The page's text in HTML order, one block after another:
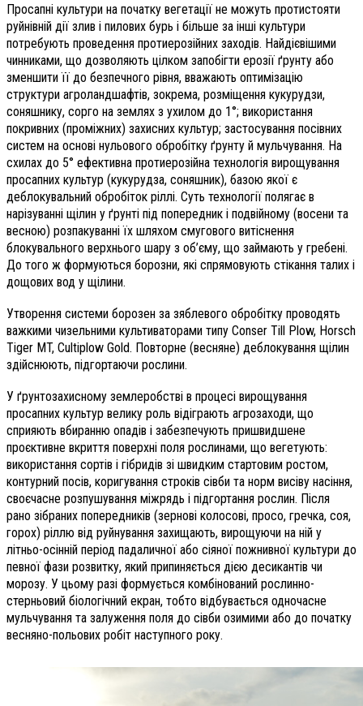
Просапні культури на початку вегетації не можуть протистояти
руйнівній дії злив і пилових бурь і більше за інші культури
потребують проведення протиерозійних заходів. Найдієвішими
чинниками, що дозволяють цілком запобігти ерозії ґрунту або
зменшити її до безпечного рівня, вважають оптимізацію
структури агроландшафтів, зокрема, розміщення кукурудзи,
соняшнику, сорго на землях з ухилом до 1°; використання
покривних (проміжних) захисних культур; застосування посівних
систем на основі нульового обробітку ґрунту й мульчування. На
схилах до 5° ефективна протиерозійна технологія вирощування
просапних культур (кукурудза, соняшник), базою якої є
деблокувальний обробіток ріллі. Суть технології полягає в
нарізуванні щілин у ґрунті під попередник і подвійному (восени та
весною) розпакуванні їх шляхом смугового витіснення
блокувального верхнього шару з об’єму, що займають у гребені.
До того ж формуються борозни, які спрямовують стікання талих і
дощових вод у щілини.
Утворення системи борозен за зяблевого обробітку проводять
важкими чизельними культиваторами типу Conser Till Plow, Horsch
Tiger MT, Cultiplow Gold. Повторне (весняне) деблокування щілин
здійснюють, підгортаючи рослини.
У ґрунтозахисному землеробстві в процесі вирощування
просапних культур велику роль відіграють агрозаходи, що
сприяють вбиранню опадів і забезпечують пришвидшене
проєктивне вкриття поверхні поля рослинами, що вегетують:
використання сортів і гібридів зі швидким стартовим ростом,
контурний посів, коригування строків сівби та норм висіву насіння,
своєчасне розпушування міжрядь і підгортання рослин. Після
рано зібраних попередників (зернові колосові, просо, гречка, соя,
горох) ріллю від руйнування захищають, вирощуючи на ній у
літньо-осінній період падаличної або сіяної пожнивної культури до
певної фази розвитку, який припиняється дією десикантів чи
морозу. У цьому разі формується комбінований рослинно-
стерньовий біологічний екран, тобто відбувається одночасне
мульчування та залуження поля до сівби озимими або до початку
весняно-польових робіт наступного року.